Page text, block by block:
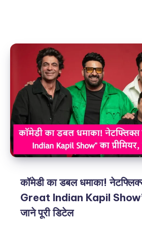
कॉमेडी का डबल धमाका!
Great Indian Kapil Show”
जाने पूरी डिटेल